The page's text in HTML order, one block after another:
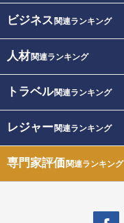
ビジネス 関連ランキング
人材関連ランキング
トラベル関連ランキング
レジャー関連ランキング
専門家評価関連ランキング